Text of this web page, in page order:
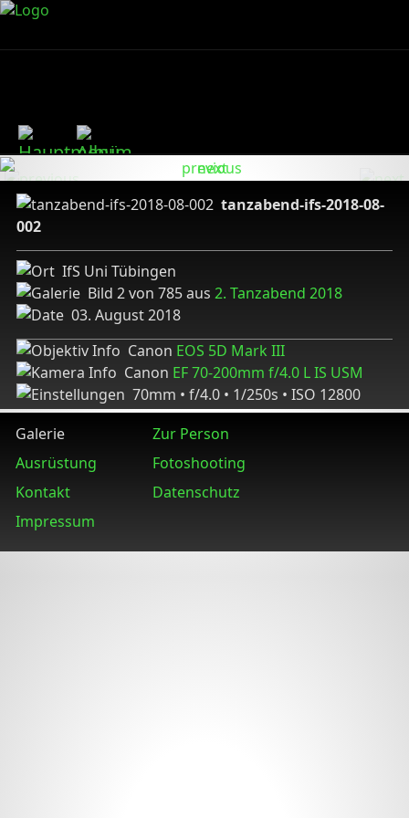
tanzabend-ifs-2018-08-
002
IfS Uni Tübingen
Bild 2 von 785 aus 2. Tanzabend 2018
03. August 2018
Canon EOS 5D Mark III
Canon EF 70-200mm f/4.0 L IS USM
70mm • f/4.0 • 1/250s • ISO 12800
Galerie
Zur Person
Ausrüstung
Fotoshooting
Kontakt
Datenschutz
Impressum